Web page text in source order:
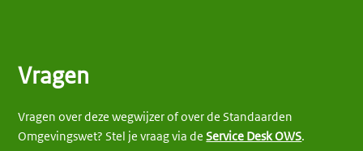
Vragen
Vragen over deze wegwijzer of over de Standaarden
Omgevingswet? Stel je vraag via deService Desk OWS.